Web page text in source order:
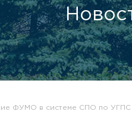
ФУМО в системе СПО по УГПС